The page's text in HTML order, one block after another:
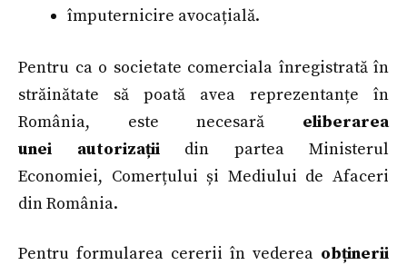
împuternicire avocațială.
Pentru ca o societate comerciala înregistrată în
străinătate să poată avea reprezentanțe în
România, este necesară eliberarea
unei autorizațiidin partea Ministerul
Economiei, Comerțului și Mediului de Afaceri
din România.
Pentru formularea cererii în vederea obținerii